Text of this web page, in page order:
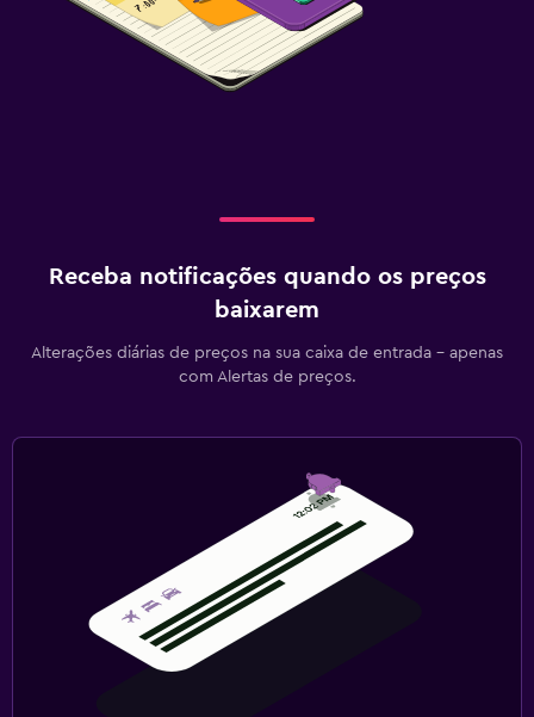
Receba notificações quando os preços
baixarem
Alterações diárias de preços na sua caixa de entrada - apenas
com Alertas de preços.